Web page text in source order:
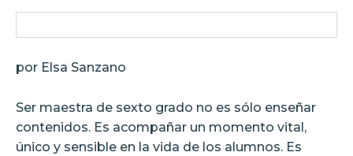
por Elsa Sanzano
Ser maestra de sexto grado no es sólo enseñar
contenidos. Es acompañar un momento vital,
único y sensible en la vida de los alumnos. Es